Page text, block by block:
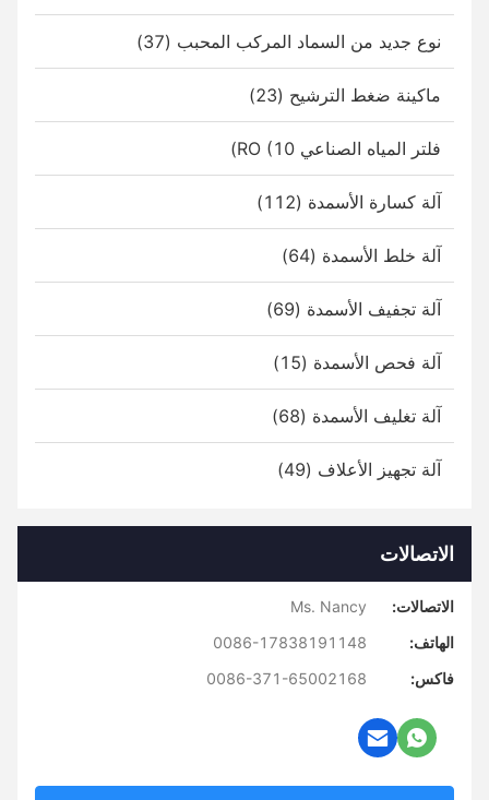
نوع جديد من السماد المركب المحبب (37)
ماكينة ضغط الترشيح (23)
فلتر المياه الصناعي RO (10)
آلة كسارة الأسمدة (112)
آلة خلط الأسمدة (64)
آلة تجفيف الأسمدة (69)
آلة فحص الأسمدة (15)
آلة تغليف الأسمدة (68)
آلة تجهيز الأعلاف (49)
الاتصالات
الاتصالات:
Ms. Nancy
الهاتف:
0086-17838191148
فاكس:
0086-371-65002168